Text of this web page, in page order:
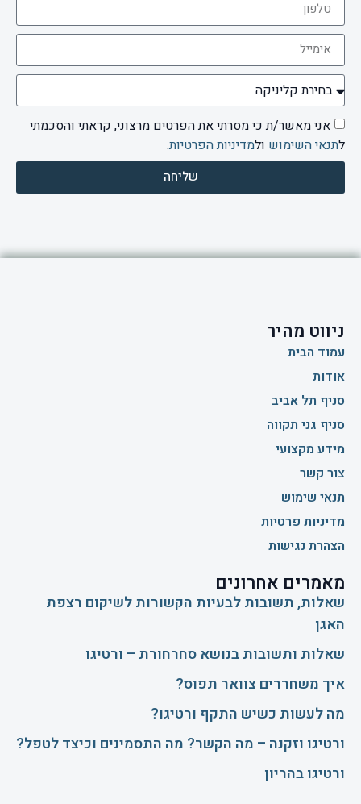
אני מאשר/ת כי מסרתי את הפרטים מרצוני, קראתי והסכמתי
לתנאי השימוש ולמדיניות הפרטיות.
שליחה
ניווט מהיר
עמוד הבית
אודות
סניף תל אביב
סניף גני תקווה
מידע מקצועי
צור קשר
תנאי שימוש
מדיניות פרטיות
הצהרת נגישות
מאמרים אחרונים
שאלות, תשובות לבעיות הקשורות לשיקום רצפת
האגן
שאלות ותשובות בנושא סחרחורת – ורטיגו
איך משחררים צוואר תפוס?
​מה לעשות כשיש התקף ורטיגו?
ורטיגו וזקנה – מה הקשר? מה התסמינים וכיצד לטפל?
ורטיגו בהריון